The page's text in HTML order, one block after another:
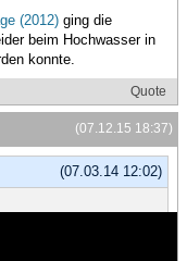
(2012) ging die
beim Hochwasser in
konnte.
Quote
(07.12.15 18:37)
(07.03.14 12:02)